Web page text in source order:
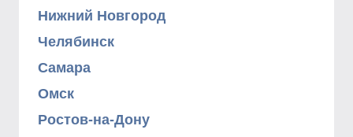
Нижний Новгород
Челябинск
Самара
Омск
Ростов-на-Дону